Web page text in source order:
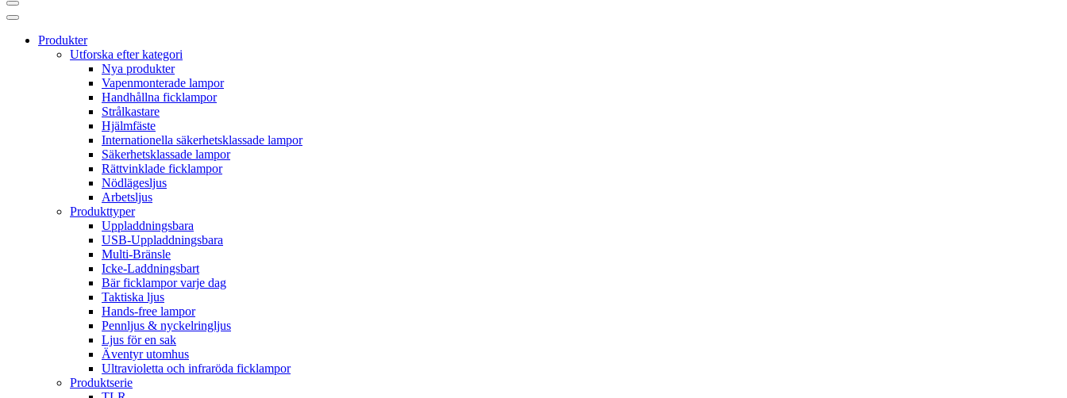
Produkter
Utforska efter kategori
Nya produkter
Vapenmonterade lampor
Handhållna ficklampor
Strålkastare
Hjälmfäste
Internationella säkerhetsklassade lampor
Säkerhetsklassade lampor
Rättvinklade ficklampor
Nödlägesljus
Arbetsljus
Produkttyper
Uppladdningsbara
USB-Uppladdningsbara
Multi-Bränsle
Icke-Laddningsbart
Bär ficklampor varje dag
Taktiska ljus
Hands-free lampor
Pennljus & nyckelringljus
Ljus för en sak
Äventyr utomhus
Ultravioletta och infraröda ficklampor
Produktserie